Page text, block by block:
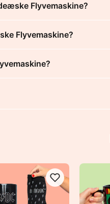
Flyvemaskine?
Flyvemaskine?